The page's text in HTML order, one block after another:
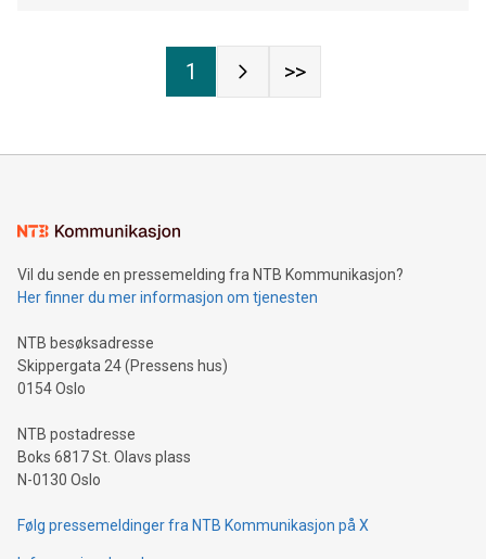
1 >>
Vil du sende en pressemelding fra NTB Kommunikasjon?
Her finner du mer informasjon om tjenesten
NTB besøksadresse
Skippergata 24 (Pressens hus)
0154 Oslo
NTB postadresse
Boks 6817 St. Olavs plass
N-0130 Oslo
Følg pressemeldinger fra NTB Kommunikasjon på X